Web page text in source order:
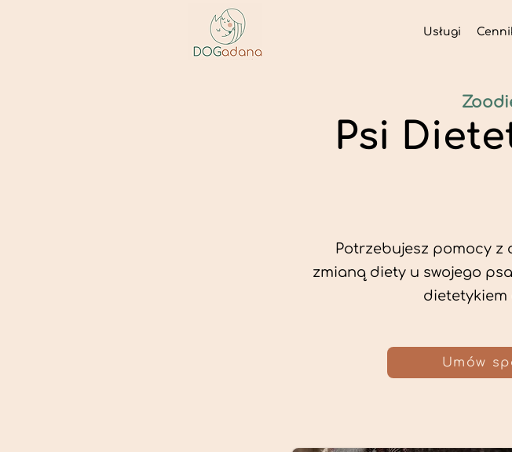
Usługi
Psi
Potrzebujesz pomocy
zmianą diety u swojego
dietetykiem
Umów